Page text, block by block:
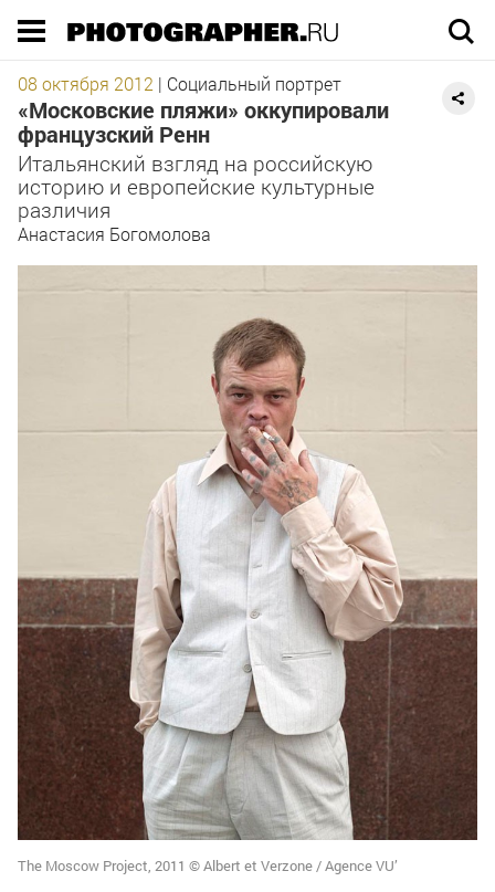
08 октября 2012 | Социальный портрет
«Московские пляжи» оккупировали
французский Ренн
Итальянский взгляд на российскую
историю и европейские культурные
различия
Анастасия Богомолова
The Moscow Project, 2011 © Albert et Verzone / Agence VU’